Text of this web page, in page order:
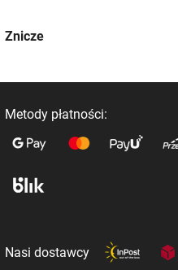
Znicze
Metody płatności:
Nasi dostawcy